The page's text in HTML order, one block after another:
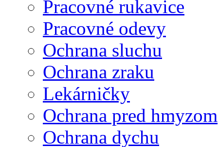
Pracovné rukavice
Pracovné odevy
Ochrana sluchu
Ochrana zraku
Lekárničky
Ochrana pred hmyzom
Ochrana dychu